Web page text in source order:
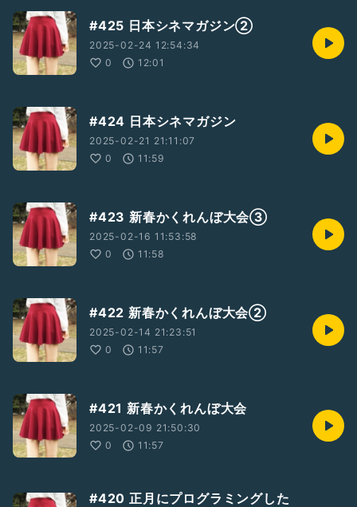
#425 日本シネマガジン②
2025-02-24 12:54:34
0
12:01
#424 日本シネマガジン
2025-02-21 21:11:07
0
11:59
#423 新春かくれんぼ大会③
2025-02-16 11:53:58
0
11:58
#422 新春かくれんぼ大会②
2025-02-14 21:23:51
0
11:57
#421 新春かくれんぼ大会
2025-02-09 21:50:30
0
11:57
#420 正月にプログラミングした